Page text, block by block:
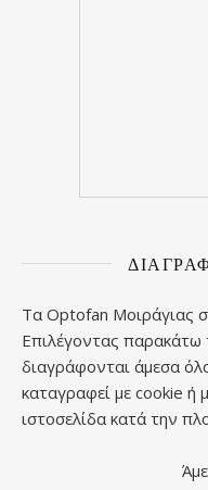
Τα Optofan Μοιράγιας
Επιλέγοντας
διαγράφονται άμεσα
καταγραφεί με cookie ή
ιστοσελίδα κατά την